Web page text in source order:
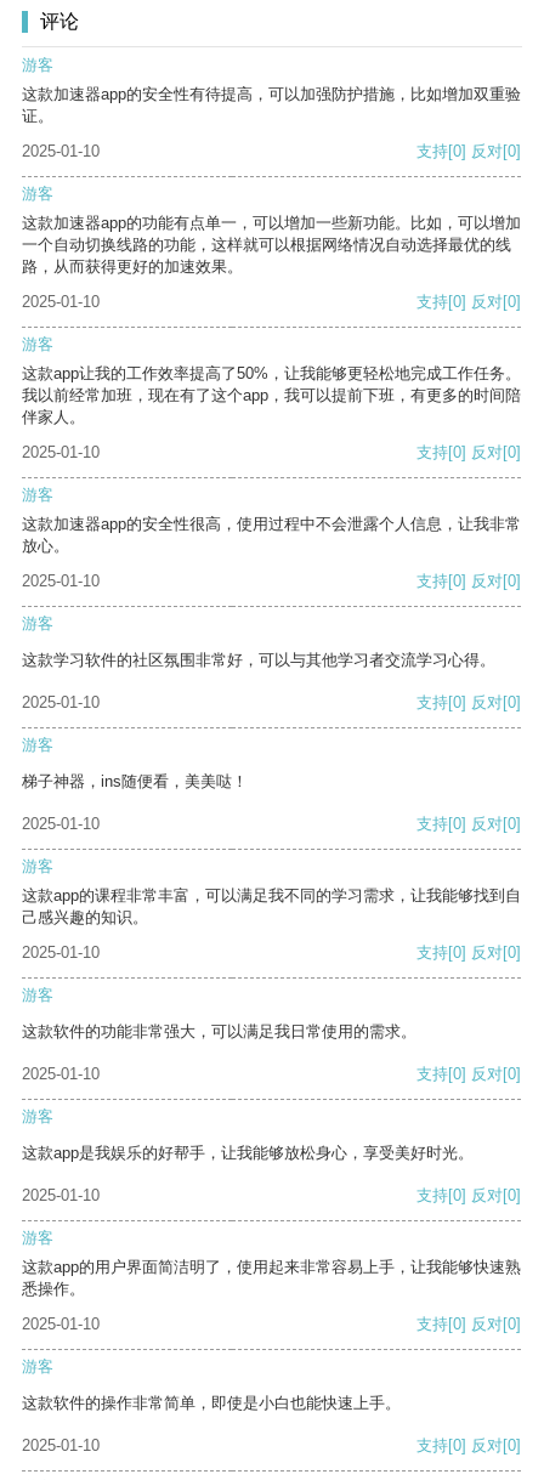
评论
游客
这款加速器app的安全性有待提高，可以加强防护措施，比如增加双重验
证。
2025-01-10
支持[0] 反对[0]
游客
这款加速器app的功能有点单一，可以增加一些新功能。比如，可以增加
一个自动切换线路的功能，这样就可以根据网络情况自动选择最优的线
路，从而获得更好的加速效果。
2025-01-10
支持[0] 反对[0]
游客
这款app让我的工作效率提高了50%，让我能够更轻松地完成工作任务。
我以前经常加班，现在有了这个app，我可以提前下班，有更多的时间陪
伴家人。
2025-01-10
支持[0] 反对[0]
游客
这款加速器app的安全性很高，使用过程中不会泄露个人信息，让我非常
放心。
2025-01-10
支持[0] 反对[0]
游客
这款学习软件的社区氛围非常好，可以与其他学习者交流学习心得。
2025-01-10 支持[0] 反对[0]
游客
梯子神器，ins随便看，美美哒！
2025-01-10 支持[0] 反对[0]
游客
这款app的课程非常丰富，可以满足我不同的学习需求，让我能够找到自
己感兴趣的知识。
2025-01-10
支持[0] 反对[0]
游客
这款软件的功能非常强大，可以满足我日常使用的需求。
2025-01-10 支持[0] 反对[0]
游客
这款app是我娱乐的好帮手，让我能够放松身心，享受美好时光。
2025-01-10 支持[0] 反对[0]
游客
这款app的用户界面简洁明了，使用起来非常容易上手，让我能够快速熟
悉操作。
2025-01-10
支持[0] 反对[0]
游客
这款软件的操作非常简单，即使是小白也能快速上手。
2025-01-10 支持[0] 反对[0]